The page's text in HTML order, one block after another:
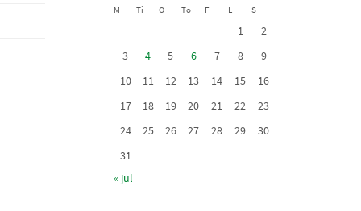
M Ti O To F L S
1
2
3
4 5 6 7 8
9
10
11 12 13 14 15
16
17
18 19 20 21 22
23
24
25 26 27 28 29
30
31
« jul